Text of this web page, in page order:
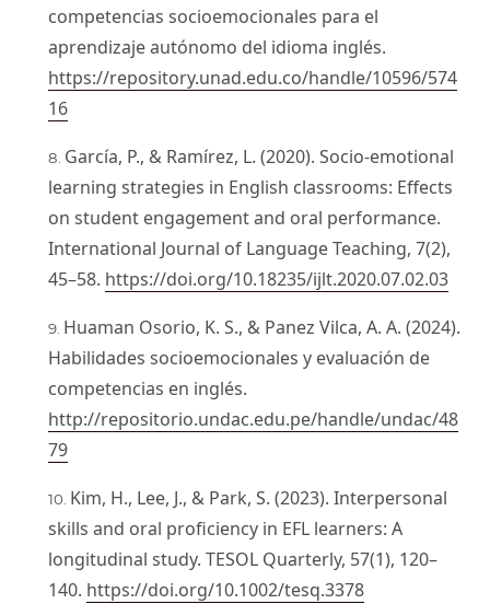
competencias socioemocionales para el
aprendizaje autónomo del idioma inglés.
https://repository.unad.edu.co/handle/10596/574
16
García, P., & Ramírez, L. (2020). Socio-emotional
learning strategies in English classrooms: Effects
on student engagement and oral performance.
International Journal of Language Teaching, 7(2),
45–58. https://doi.org/10.18235/ijlt.2020.07.02.03
Huaman Osorio, K. S., & Panez Vilca, A. A. (2024).
Habilidades socioemocionales y evaluación de
competencias en inglés.
http://repositorio.undac.edu.pe/handle/undac/48
79
Kim, H., Lee, J., & Park, S. (2023). Interpersonal
skills and oral proficiency in EFL learners: A
longitudinal study. TESOL Quarterly, 57(1), 120–
140. https://doi.org/10.1002/tesq.3378